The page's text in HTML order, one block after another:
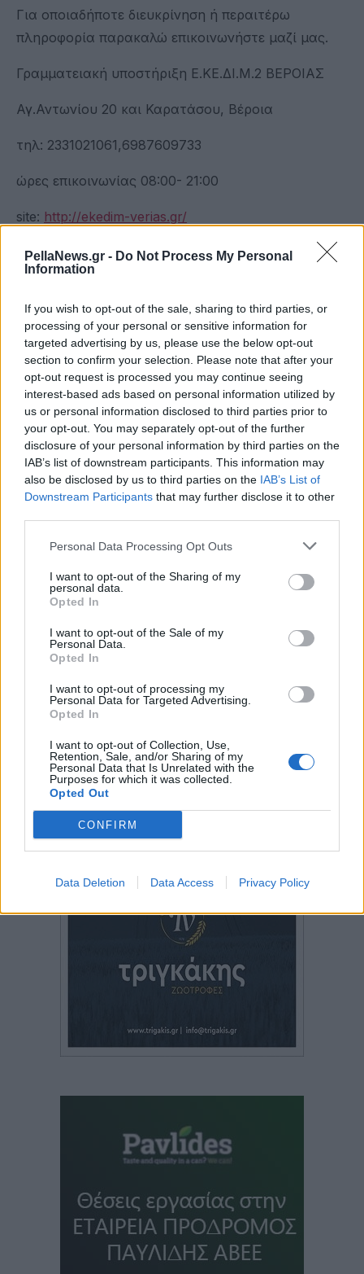
PellaNews.gr - Do Not Process My Personal
Information
If you wish to opt-out of the sale, sharing to third parties, or
processing of your personal or sensitive information for
targeted advertising by us, please use the below opt-out
section to confirm your selection. Please note that after your
opt-out request is processed you may continue seeing
interest-based ads based on personal information utilized by
us or personal information disclosed to third parties prior to
your opt-out. You may separately opt-out of the further
disclosure of your personal information by third parties on the
IAB’s list of downstream participants. This information may
also be disclosed by us to third parties on the IAB’s List of
Downstream Participants that may further disclose it to other
Personal Data Processing Opt Outs
I want to opt-out of the Sharing of my
personal data.
Opted In
I want to opt-out of the Sale of my
Personal Data.
Opted In
I want to opt-out of processing my
Personal Data for Targeted Advertising.
Opted In
I want to opt-out of Collection, Use,
Retention, Sale, and/or Sharing of my
Personal Data that Is Unrelated with the
Purposes for which it was collected.
Opted Out
CONFIRM
Data Deletion Data Access Privacy Policy
Για οποιαδήποτε διευκρίνηση ή περαιτέρω
πληροφορία παρακαλώ επικοινωνήστε μαζί μας.
Γραμματειακή υποστήριξη Ε.ΚΕ.ΔΙ.Μ.2 ΒΕΡΟΙΑΣ
Αγ.Αντωνίου 20 και Καρατάσου, Βέροια
τηλ: 2331021061,6987609733
ώρες επικοινωνίας 08:00- 21:00
site: http://ekedim-verias.gr/
fb: ΕΚΕΔΙΜ Βέροιας